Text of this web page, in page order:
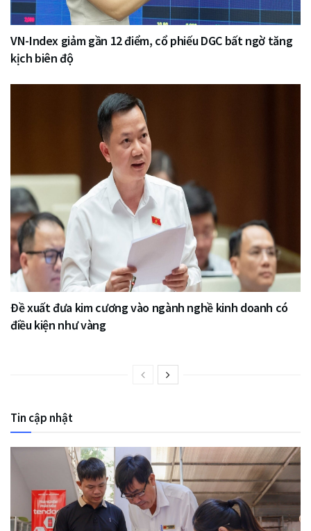
VN-Index giảm gần 12 điểm, cổ phiếu DGC bất ngờ tăng
kịch biên độ
Đề xuất đưa kim cương vào ngành nghề kinh doanh có
điều kiện như vàng
Tin cập nhật